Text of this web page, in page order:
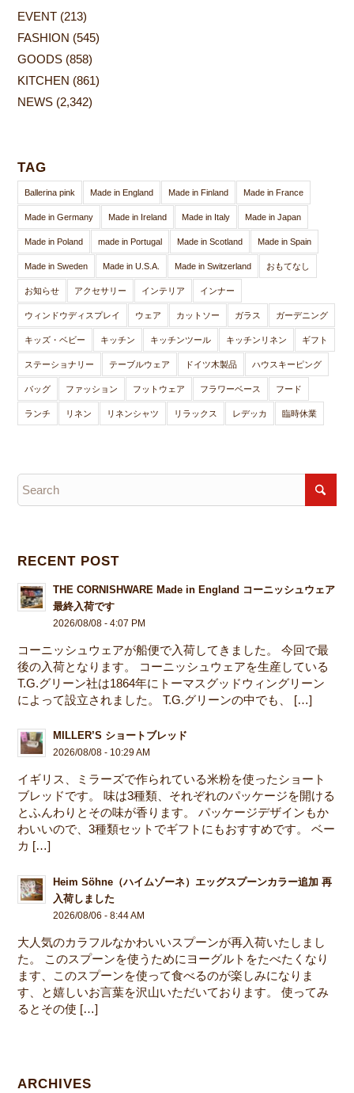
EVENT (213)
FASHION (545)
GOODS (858)
KITCHEN (861)
NEWS (2,342)
TAG
Ballerina pink Made in England Made in Finland Made in France
Made in Germany Made in Ireland Made in Italy Made in Japan
Made in Poland made in Portugal Made in Scotland Made in Spain
Made in Sweden Made in U.S.A. Made in Switzerland おもてなし
お知らせ アクセサリー インテリア インナー
ウィンドウディスプレイ ウェア カットソー ガラス ガーデニング
キッズ・ベビー キッチン キッチンツール キッチンリネン ギフト
ステーショナリー テーブルウェア ドイツ木製品 ハウスキーピング
バッグ ファッション フットウェア フラワーベース フード
ランチ リネン リネンシャツ リラックス レデッカ 臨時休業
RECENT POST
THE CORNISHWARE Made in England コーニッシュウェア
最終入荷です
2026/08/08 - 4:07 PM
コーニッシュウェアが船便で入荷してきました。 今回で最
後の入荷となります。 コーニッシュウェアを生産している
T.G.グリーン社は1864年にトーマスグッドウィングリーン
によって設立されました。 T.G.グリーンの中でも、 […]
MILLER’S ショートブレッド
2026/08/08 - 10:29 AM
イギリス、ミラーズで作られている米粉を使ったショート
ブレッドです。 味は3種類、それぞれのパッケージを開ける
とふんわりとその味が香ります。 パッケージデザインもか
わいいので、3種類セットでギフトにもおすすめです。 ベー
カ […]
Heim Söhne（ハイムゾーネ）エッグスプーンカラー追加 再
入荷しました
2026/08/06 - 8:44 AM
大人気のカラフルなかわいいスプーンが再入荷いたしまし
た。 このスプーンを使うためにヨーグルトをたべたくなり
ます、このスプーンを使って食べるのが楽しみになりま
す、と嬉しいお言葉を沢山いただいております。 使ってみ
るとその使 […]
ARCHIVES